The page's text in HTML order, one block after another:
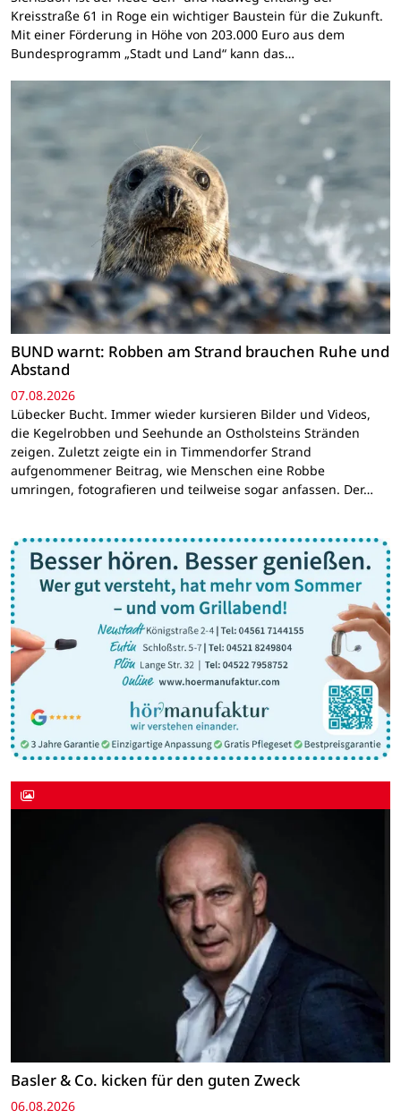
Kreisstraße 61 in Roge ein wichtiger Baustein für die Zukunft.
Mit einer Förderung in Höhe von 203.000 Euro aus dem
Bundesprogramm „Stadt und Land“ kann das…
BUND warnt: Robben am Strand brauchen Ruhe und
Abstand
07.08.2026
Lübecker Bucht. Immer wieder kursieren Bilder und Videos,
die Kegelrobben und Seehunde an Ostholsteins Stränden
zeigen. Zuletzt zeigte ein in Timmendorfer Strand
aufgenommener Beitrag, wie Menschen eine Robbe
umringen, fotografieren und teilweise sogar anfassen. Der…
Basler & Co. kicken für den guten Zweck
06.08.2026